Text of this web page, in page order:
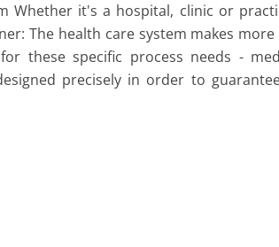
Whether it's a hospital, clinic or
The health care system makes
these specific process needs -
precisely in order to